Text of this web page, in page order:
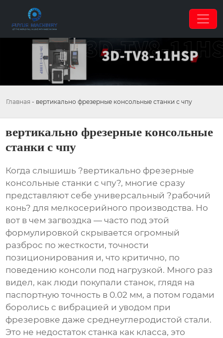
Главная - вертикально фрезерные консольные станки с чпу
вертикально фрезерные консольные
станки с чпу
Когда слышишь ?вертикально фрезерные
консольные станки с чпу?, многие сразу
представляют себе универсальный ?рабочий
конь? для мелкосерийного производства. Но
вот в чем загвоздка — часто под этой
формулировкой скрывается огромный
разброс по жесткости, точности
позиционирования и, что критично, по
поведению консоли под нагрузкой. Много раз
видел, как люди покупали станок, глядя на
паспортную точность в 0.02 мм, а потом годами
боролись с вибрацией и уводом при
фрезеровке даже среднеуглеродистой стали.
Это не недостаток станка как класса, это